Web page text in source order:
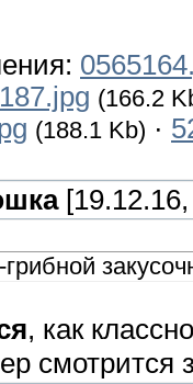
(166.2
(188.1 Kb) ·
[19.12.16,
, как
смотрится